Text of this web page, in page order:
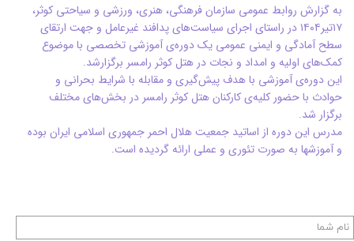
به گزارش روابط عمومی سازمان فرهنگی، هنری، ورزشی و سیاحتی کوثر،
۱۷تیر۱۴۰۴ در راستای اجرای سیاست‌های پدافند غیرعامل و جهت ارتقای
سطح آمادگی و ایمنی عمومی یک دوره‌ی آموزشی تخصصی با موضوع
کمک‌های اولیه و امداد و نجات در هتل کوثر رامسر برگزارشد.
این دوره‌ی آموزشی با هدف پیش‌گیری و مقابله با شرایط بحرانی و
حوادث با حضور کلیه‌ی کارکنان هتل کوثر رامسر در بخش‌های مختلف
برگزار شد.
مدرس این دوره از اساتید جمعیت هلال احمر جمهوری اسلامی ایران بوده
و آموزشها به صورت تئوری و عملی ارائه گردیده است.